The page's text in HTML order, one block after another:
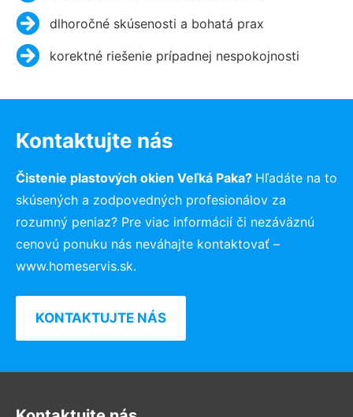
dlhoročné skúsenosti a bohatá prax
korektné riešenie prípadnej nespokojnosti
Kontaktujte nás
Čistenie plastových okien Veľká Paka? Hľadáte na to
skúsených a zodpovedných profesionálov za
rozumný peniaz? Pre viac informácií či nezáväznú
cenovú ponuku nás neváhajte kontaktovať –
www.homeservis.sk.
KONTAKTUJTE NÁS